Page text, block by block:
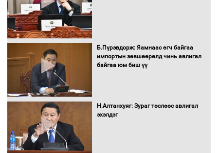
орчныг бүрдүүллээ
Б.Пүрэвдорж: Яамнаас өгч байгаа
импортын зөвшөөрөлд чинь авлигал
байгаа юм биш үү
Н.Алтанхуяг: Зураг төслөөс авлигал
эхэлдэг